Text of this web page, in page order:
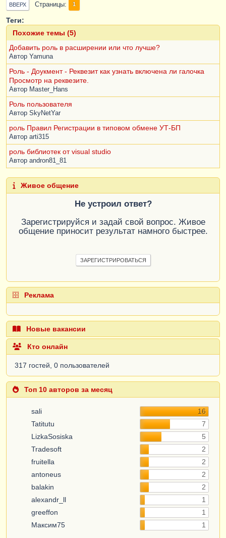
ВВЕРХ Страницы 1
Теги:
Похожие темы (5)
Добавить роль в расширении или что лучше?
Автор Yamuna
Роль - Доукмент - Реквезит как узнать включена ли галочка
Просмотр на реквезите.
Автор Master_Hans
Роль пользователя
Автор SkyNetYar
роль Правил Регистрации в типовом обмене УТ-БП
Автор arti315
роль библиотек от visual studio
Автор andron81_81
Живое общение
Не устроил ответ?
Зарегистрируйся и задай свой вопрос. Живое
общение приносит результат намного быстрее.
ЗАРЕГИСТРИРОВАТЬСЯ
Реклама
Новые вакансии
Кто онлайн
317 гостей, 0 пользователей
Топ 10 авторов за месяц
sali
16
Tatitutu
7
LizkaSosiska
5
Tradesoft
2
fruitella
2
antoneus
2
balakin
2
alexandr_ll
1
greeffon
1
Максим75
1